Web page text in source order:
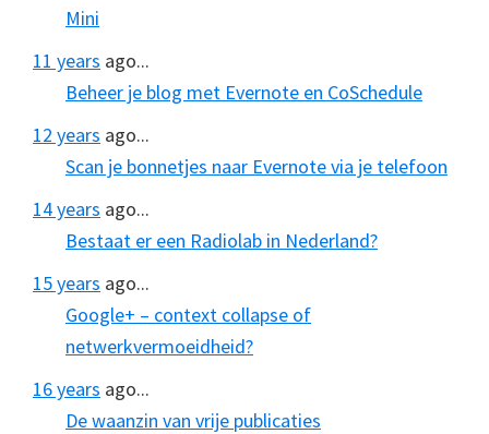
Mini
11 years ago...
Beheer je blog met Evernote en CoSchedule
12 years ago...
Scan je bonnetjes naar Evernote via je telefoon
14 years ago...
Bestaat er een Radiolab in Nederland?
15 years ago...
Google+ – context collapse of
netwerkvermoeidheid?
16 years ago...
De waanzin van vrije publicaties